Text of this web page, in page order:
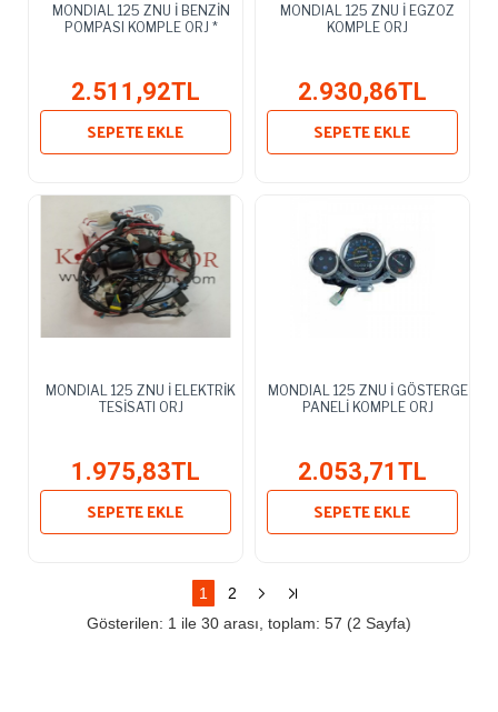
MONDIAL 125 ZNU İ BENZİN
POMPASI KOMPLE ORJ *
2.511,92TL
SEPETE EKLE
MONDIAL 125 ZNU İ EGZOZ
KOMPLE ORJ
2.930,86TL
SEPETE EKLE
MONDIAL 125 ZNU İ ELEKTRİK
TESİSATI ORJ
1.975,83TL
SEPETE EKLE
MONDIAL 125 ZNU İ GÖSTERGE
PANELİ KOMPLE ORJ
2.053,71TL
SEPETE EKLE
1
2
Gösterilen: 1 ile 30 arası, toplam: 57 (2 Sayfa)